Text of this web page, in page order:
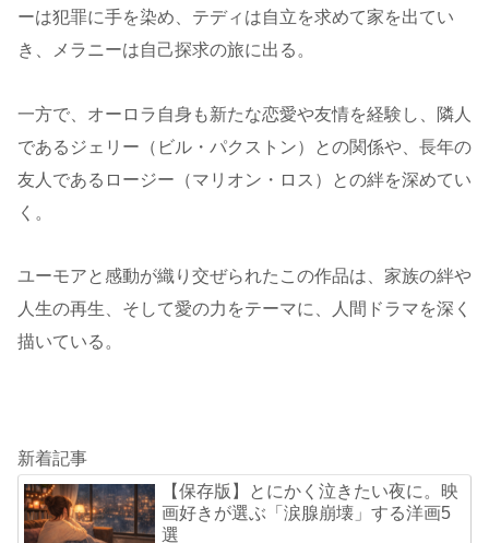
ーは犯罪に手を染め、テディは自立を求めて家を出てい
き、メラニーは自己探求の旅に出る。
一方で、オーロラ自身も新たな恋愛や友情を経験し、隣人
であるジェリー（ビル・パクストン）との関係や、長年の
友人であるロージー（マリオン・ロス）との絆を深めてい
く。
ユーモアと感動が織り交ぜられたこの作品は、家族の絆や
人生の再生、そして愛の力をテーマに、人間ドラマを深く
描いている。
新着記事
【保存版】とにかく泣きたい夜に。映
画好きが選ぶ「涙腺崩壊」する洋画5
選